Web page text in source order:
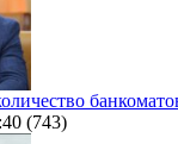
(743)